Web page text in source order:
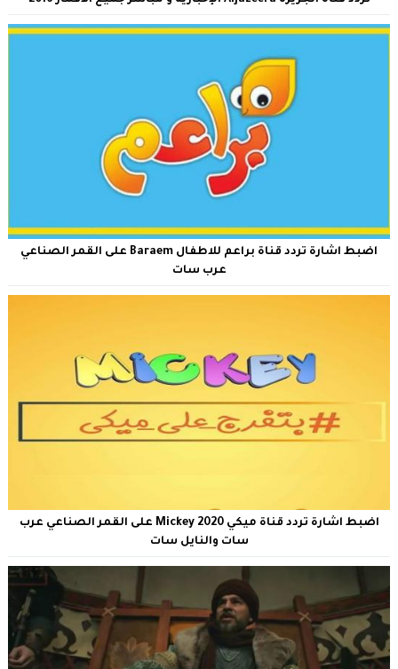
اضبط اشارة تردد قناة براعم للاطفال Baraem على القمر الصناعي
عرب سات
اضبط اشارة تردد قناة ميكي Mickey 2020 على القمر الصناعي عرب
سات والنايل سات